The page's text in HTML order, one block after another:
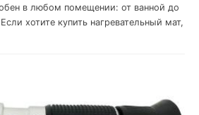
в любом помещении: от ванной до
хотите купить нагревательный мат,